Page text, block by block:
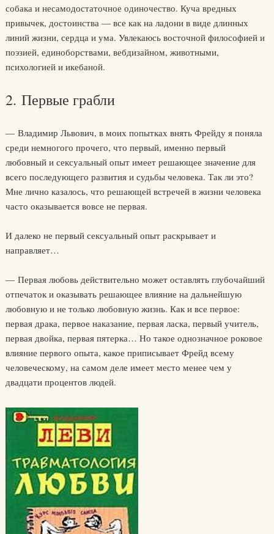
собака и несамодостаточное одиночество. Куча вредных
привычек, достоинства — все как на ладони в виде длинных
линий жизни, сердца и ума. Увлекаюсь восточной философией и
поэзией, единоборствами, вебдизайном, животными,
психологией и икебаной.
2. Первые грабли
— Владимир Львович, в моих попытках внять Фрейду я поняла
среди немногого прочего, что первый, именно первый
любовный и сексуальный опыт имеет решающее значение для
всего последующего развития и судьбы человека. Так ли это?
Мне лично казалось, что решающей встречей в жизни человека
часто оказывается вовсе не первая.
И далеко не первый сексуальный опыт раскрывает и
направляет…
— Первая любовь действительно может оставлять глубочайший
отпечаток и оказывать решающее влияние на дальнейшую
любовную и не только любовную жизнь. Как и все первое:
первая драка, первое наказание, первая ласка, первый учитель,
первая двойка, первая пятерка… Но такое однозначное роковое
влияние первого опыта, какое приписывает Фрейд всему
человеческому, на самом деле имеет место менее чем у
двадцати процентов людей.